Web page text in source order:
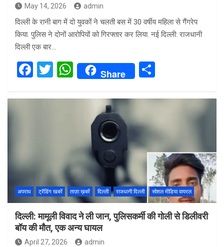
May 14, 2026 admin
दिल्‍ली के रानी बाग में दो युवकों ने चलती बस में 30 वर्षीय महिला से गैंगरेप
किया. पुल‍िस ने दोनों आरोपियों को गिरफ्तार कर लिया. नई दिल्ली: राजधानी
दिल्ली एक बार…
F
ce
k
T
tt
W
h
at
p
Share
ar
अपराध ट्रेंडिंग खबरें ताज़ा ख़बरें दिल्ली राजधानी दिल्ली सोशल मीडिया वायरल
दिल्ली: मामूली विवाद ने ली जान, पुलिसकर्मी की गोली से डिलीवरी
बॉय की मौत, एक अन्य घायल
April 27, 2026 admin